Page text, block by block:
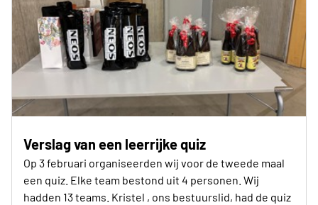
Verslag van een leerrijke quiz
Op 3 februari organiseerden wij voor de tweede maal
een quiz. Elke team bestond uit 4 personen. Wij
hadden 13 teams. Kristel , ons bestuurslid, had de quiz